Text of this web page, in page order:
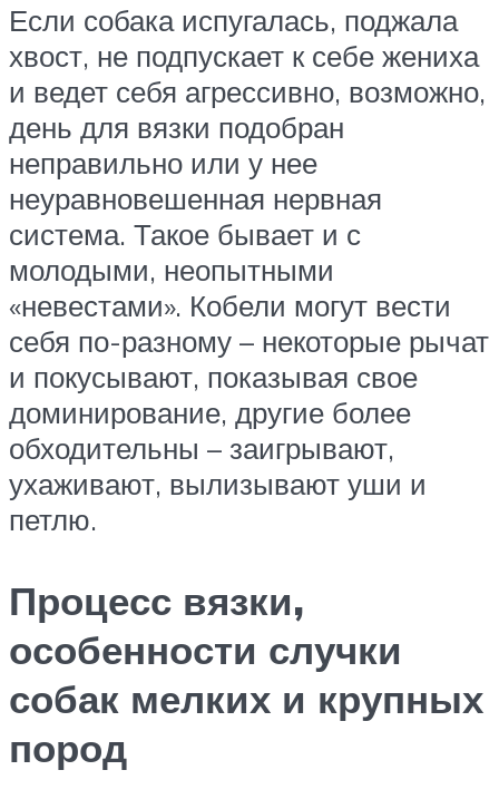
Если собака испугалась, поджала
хвост, не подпускает к себе жениха
и ведет себя агрессивно, возможно,
день для вязки подобран
неправильно или у нее
неуравновешенная нервная
система. Такое бывает и с
молодыми, неопытными
«невестами». Кобели могут вести
себя по-разному – некоторые рычат
и покусывают, показывая свое
доминирование, другие более
обходительны – заигрывают,
ухаживают, вылизывают уши и
петлю.
Процесс вязки,
особенности случки
собак мелких и крупных
пород